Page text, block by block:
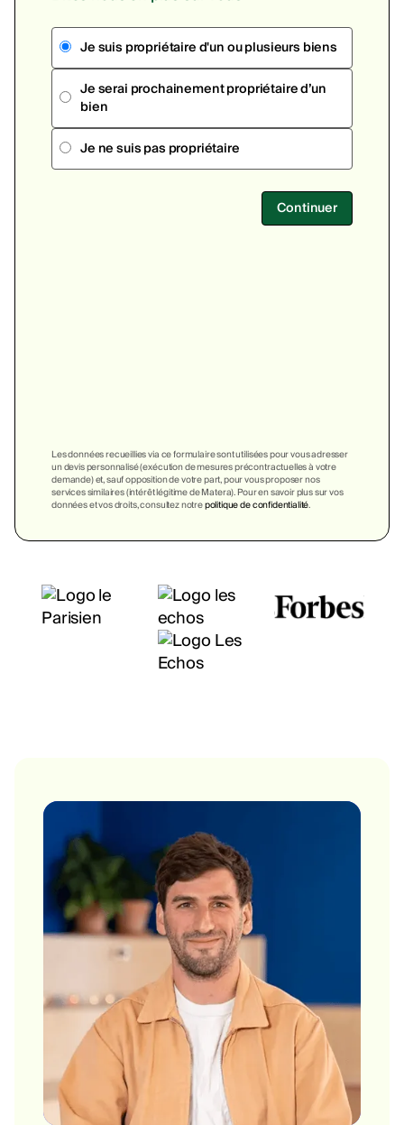
Je suis propriétaire d'un ou plusieurs biens
Je serai prochainement propriétaire d’un
bien
Je ne suis pas propriétaire
Continuer
Les données recueillies via ce formulaire sont utilisées pour vous adresser
un devis personnalisé (exécution de mesures précontractuelles à votre
demande) et, sauf opposition de votre part, pour vous proposer nos
services similaires (intérêt légitime de Matera). Pour en savoir plus sur vos
données et vos droits, consultez notrepolitique de confidentialité.